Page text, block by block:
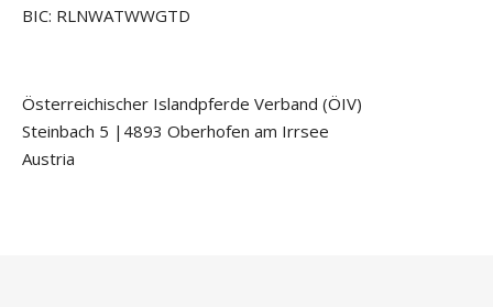
BIC: RLNWATWWGTD
Österreichischer Islandpferde Verband (ÖIV)
Steinbach 5 |4893 Oberhofen am Irrsee
Austria